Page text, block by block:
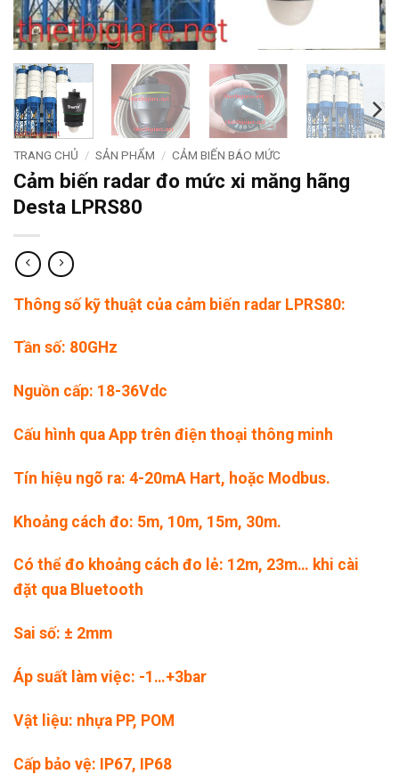
TRANG CHỦ / SẢN PHẨM / CẢM BIẾN BÁO MỨC
Cảm biến radar đo mức xi măng hãng
Desta LPRS80
Thông số kỹ thuật của cảm biến radar LPRS80:
Tần số: 80GHz
Nguồn cấp: 18-36Vdc
Cấu hình qua App trên điện thoại thông minh
Tín hiệu ngõ ra: 4-20mA Hart, hoặc Modbus.
Khoảng cách đo: 5m, 10m, 15m, 30m.
Có thể đo khoảng cách đo lẻ: 12m, 23m… khi cài
đặt qua Bluetooth
Sai số: ± 2mm
Áp suất làm việc: -1…+3bar
Vật liệu: nhựa PP, POM
Cấp bảo vệ: IP67, IP68